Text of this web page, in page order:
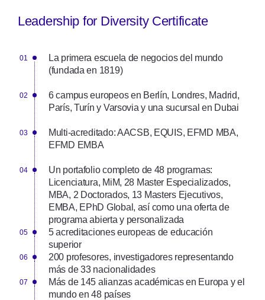
Leadership for Diversity Certificate
La primera escuela de negocios del mundo
(fundada en 1819)
6 campus europeos en Berlín, Londres, Madrid,
París, Turín y Varsovia y una sucursal en Dubai
Multi-acreditado: AACSB, EQUIS, EFMD MBA,
EFMD EMBA
Un portafolio completo de 48 programas:
Licenciatura, MiM, 28 Master Especializados,
MBA, 2 Doctorados, 13 Masters Ejecutivos,
EMBA, EPhD Global, así como una oferta de
programa abierta y personalizada
5 acreditaciones europeas de educación
superior
200 profesores, investigadores representando
más de 33 nacionalidades
Más de 145 alianzas académicas en Europa y el
mundo en 48 países